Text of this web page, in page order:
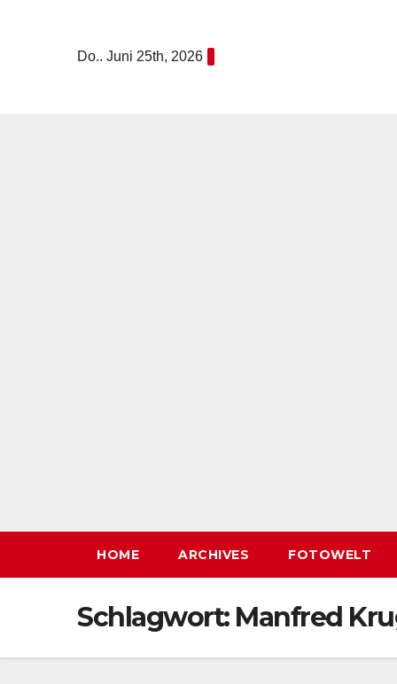
Do.. Juni 25th, 2026
HOME ARCHIVES FOTOWELT
Schlagwort: Manfred